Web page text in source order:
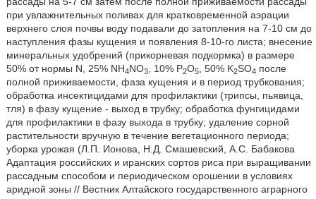
при увлажнительных поливах для кратковременной аэрации
верхнего слоя почвы воду подавали до затопления на 7-10 см до
наступления фазы кущения и появления 8-10-го листа; внесение
минеральных удобрений (прикорневая подкормка) в размере
50% от нормы N, 25% NH4NO3, 10% P2O5, 50% K2SO4 после
полной приживаемости, фаза кущения и в период трубкования;
обработка инсектицидами для профилактики (трипсы, пьявица,
тля) в фазу кущение - выход в трубку; обработка фунгицидами
для профилактики в фазу выхода в трубку; удаление сорной
растительности вручную в течение вегетационного периода;
уборка урожая (Л.П. Ионова, Н.Д. Смашевский, А.С. Бабакова
Адаптация российских и иранских сортов риса при выращивании
рассадным способом и периодическом орошении в условиях
аридной зоны // Вестник Алтайского государственного аграрного